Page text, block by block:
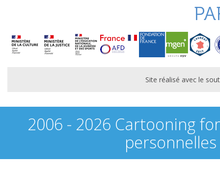
Site réalisé avec le
2006 - 2026 Cartooning
personnelles